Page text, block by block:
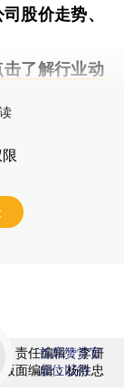
股价走势、
击了解行业动
责任编辑：李妍
版面编辑：杨胜忠
首席赞赏官
虚位以待